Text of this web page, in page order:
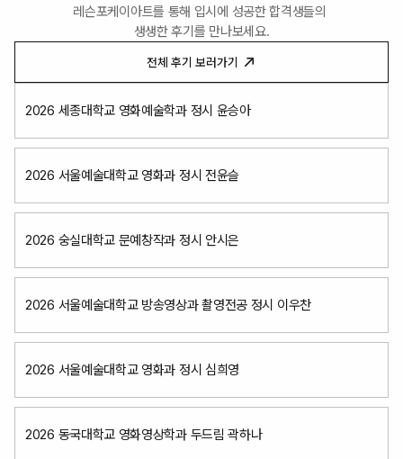
레슨포케이아트를 통해 입시에 성공한 합격생들의
생생한 후기를 만나보세요.
전체 후기 보러가기
2026 세종대학교 영화예술학과 정시 윤승아
2026 서울예술대학교 영화과 정시 전윤슬
2026 숭실대학교 문예창작과 정시 안시은
2026 서울예술대학교 방송영상과 촬영전공 정시 이우찬
2026 서울예술대학교 영화과 정시 심희영
2026 동국대학교 영화영상학과 두드림 곽하나